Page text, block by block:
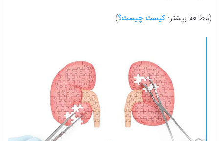
(مطالعه بیشتر: کیست چیست؟)